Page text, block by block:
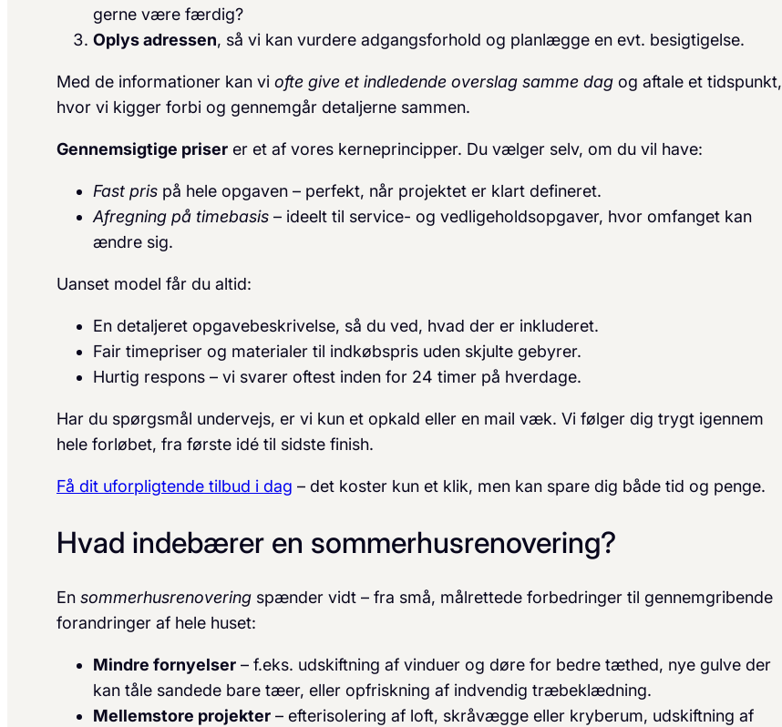
gerne være færdig?
Oplys adressen, så vi kan vurdere adgangsforhold og planlægge en evt. besigtigelse.
Med de informationer kan vi ofte give et indledende overslag samme dagog aftale et tidspunkt,
hvor vi kigger forbi og gennemgår detaljerne sammen.
Gennemsigtige priserer et af vores kerneprincipper. Du vælger selv, om du vil have:
Fast prispå hele opgaven – perfekt, når projektet er klart defineret.
Afregning på timebasis– ideelt til service- og vedligeholdsopgaver, hvor omfanget kan
ændre sig.
Uanset model får du altid:
En detaljeret opgavebeskrivelse, så du ved, hvad der er inkluderet.
Fair timepriser og materialer til indkøbspris uden skjulte gebyrer.
Hurtig respons – vi svarer oftest inden for 24 timer på hverdage.
Har du spørgsmål undervejs, er vi kun et opkald eller en mail væk. Vi følger dig trygt igennem
hele forløbet, fra første idé til sidste finish.
Få dit uforpligtende tilbud i dag – det koster kun et klik, men kan spare dig både tid og penge.
Hvad indebærer en sommerhusrenovering?
En sommerhusrenoveringspænder vidt – fra små, målrettede forbedringer til gennemgribende
forandringer af hele huset:
Mindre fornyelser– f.eks. udskiftning af vinduer og døre for bedre tæthed, nye gulve der
kan tåle sandede bare tæer, eller opfriskning af indvendig træbeklædning.
Mellemstore projekter– efterisolering af loft, skråvægge eller kryberum, udskiftning af